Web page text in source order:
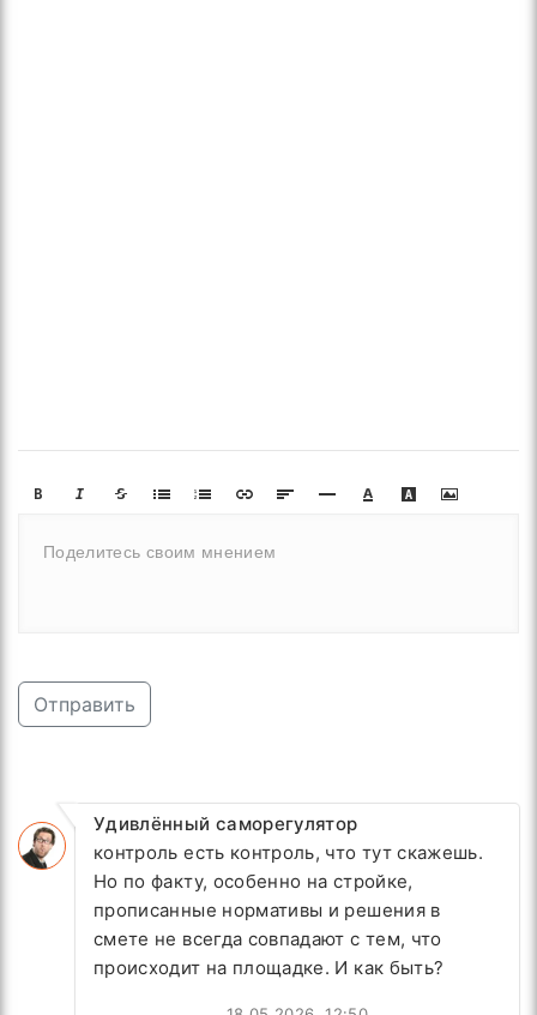
Отправить
Удивлённый саморегулятор
контроль есть контроль, что тут скажешь.
Но по факту, особенно на стройке,
прописанные нормативы и решения в
смете не всегда совпадают с тем, что
происходит на площадке. И как быть?